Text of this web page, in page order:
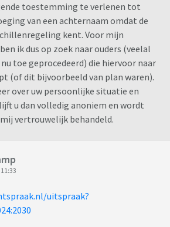
toestemming te verlenen tot
van een achternaam omdat de
kent. Voor mijn
ik dus op zoek naar ouders (veelal
toe geprocedeerd) die hiervoor naar
(of dit bijvoorbeeld van plan waren).
over uw persoonlijke situatie en
u dan volledig anoniem en wordt
vertrouwelijk behandeld.
uitspraak?